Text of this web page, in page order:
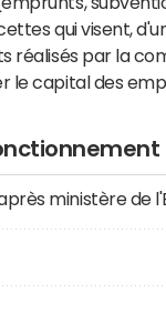
qui visent,
réalisés par la
le capital des
ministère de